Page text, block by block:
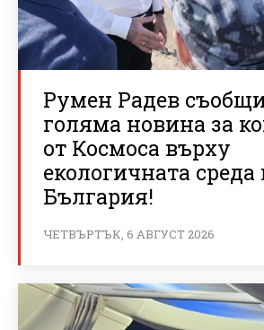
Румен Радев
голяма новина за
от Космоса върху
екологичната среда
България!
ЧЕТВЪРТЪК, 6 АВГУСТ 2026